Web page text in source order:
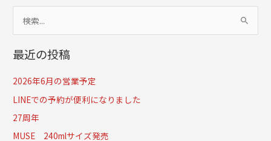
索
対
:
最近の投稿
2026年6月の営業予定
LINEでの予約が便利になりました
27周年
MUSE 240mlサイズ発売